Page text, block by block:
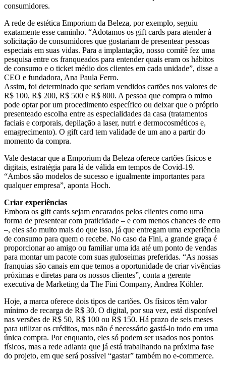
consumidores.
A rede de estética Emporium da Beleza, por exemplo, seguiu
exatamente esse caminho. “Adotamos os gift cards para atender à
solicitação de consumidores que gostariam de presentear pessoas
especiais em suas vidas. Para a implantação, nosso comitê fez uma
pesquisa entre os franqueados para entender quais eram os hábitos
de consumo e o ticket médio dos clientes em cada unidade”, disse a
CEO e fundadora, Ana Paula Ferro.
Assim, foi determinado que seriam vendidos cartões nos valores de
R$ 100, R$ 200, R$ 500 e R$ 800. A pessoa que compra o mimo
pode optar por um procedimento específico ou deixar que o próprio
presenteado escolha entre as especialidades da casa (tratamentos
faciais e corporais, depilação a laser, nutri e dermocosméticos e,
emagrecimento). O gift card tem validade de um ano a partir do
momento da compra.
Vale destacar que a Emporium da Beleza oferece cartões físicos e
digitais, estratégia para lá de válida em tempos de Covid-19.
“Ambos são modelos de sucesso e igualmente importantes para
qualquer empresa”, aponta Hoch.
Criar experiências
Embora os gift cards sejam encarados pelos clientes como uma
forma de presentear com praticidade – e com menos chances de erro
–, eles são muito mais do que isso, já que entregam uma experiência
de consumo para quem o recebe. No caso da Fini, a grande graça é
proporcionar ao amigo ou familiar uma ida até um ponto de vendas
para montar um pacote com suas guloseimas preferidas. “As nossas
franquias são canais em que temos a oportunidade de criar vivências
próximas e diretas para os nossos clientes”, conta a gerente
executiva de Marketing da The Fini Company, Andrea Köhler.
Hoje, a marca oferece dois tipos de cartões. Os físicos têm valor
mínimo de recarga de R$ 30. O digital, por sua vez, está disponível
nas versões de R$ 50, R$ 100 ou R$ 150. Há prazo de seis meses
para utilizar os créditos, mas não é necessário gastá-lo todo em uma
única compra. Por enquanto, eles só podem ser usados nos pontos
físicos, mas a rede adianta que já está trabalhando na próxima fase
do projeto, em que será possível “gastar” também no e-commerce.